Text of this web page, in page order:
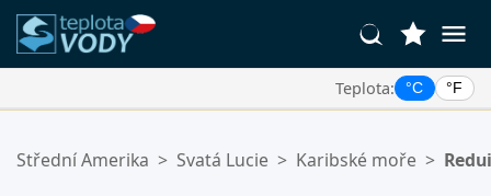
Teplota: °C °F
Váš seznam oblíbených je prázdný.
Střední Amerika > Svatá Lucie > Karibské moře >